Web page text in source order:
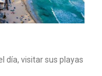
día, visitar sus playas